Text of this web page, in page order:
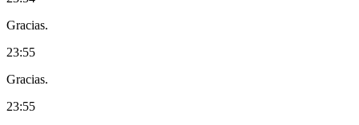
Gracias.
23:55
Gracias.
23:55